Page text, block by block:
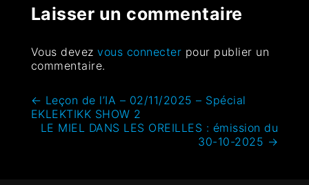
Laisser un commentaire
Vous devezvous connecter pour publier un
commentaire.
← Leçon de l’IA – 02/11/2025 – Spécial
EKLEKTIKK SHOW 2
LE MIEL DANS LES OREILLES : émission du
30-10-2025 →